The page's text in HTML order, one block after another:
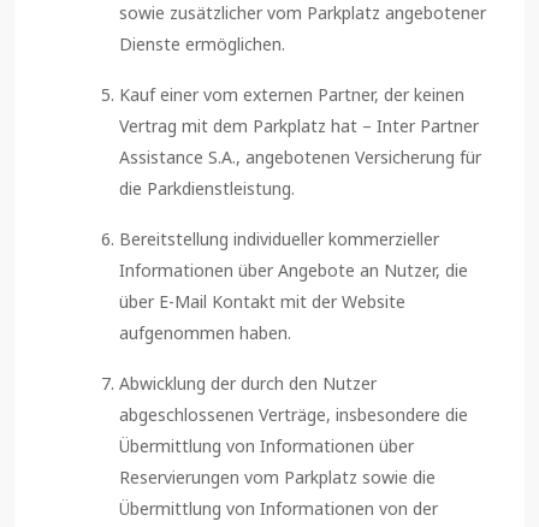
sowie zusätzlicher vom Parkplatz angebotener
Dienste ermöglichen.
Kauf einer vom externen Partner, der keinen
Vertrag mit dem Parkplatz hat – Inter Partner
Assistance S.A., angebotenen Versicherung für
die Parkdienstleistung.
Bereitstellung individueller kommerzieller
Informationen über Angebote an Nutzer, die
über E-Mail Kontakt mit der Website
aufgenommen haben.
Abwicklung der durch den Nutzer
abgeschlossenen Verträge, insbesondere die
Übermittlung von Informationen über
Reservierungen vom Parkplatz sowie die
Übermittlung von Informationen von der